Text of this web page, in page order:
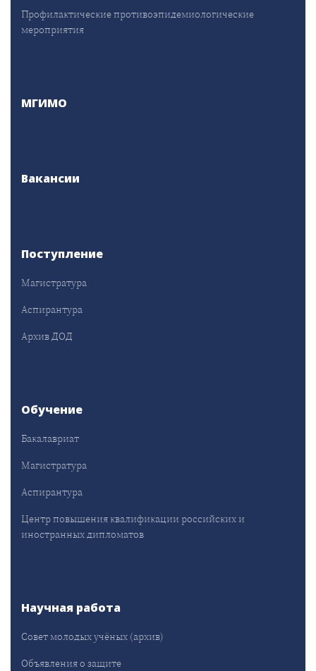
Профилактические противоэпидемиологические
мероприятия
МГИМО
Вакансии
Поступление
Магистратура
Аспирантура
Архив ДОД
Обучение
Бакалавриат
Магистратура
Аспирантура
Центр повышения квалификации российских и
иностранных дипломатов
Научная работа
Совет молодых учёных (архив)
Объявления о защите